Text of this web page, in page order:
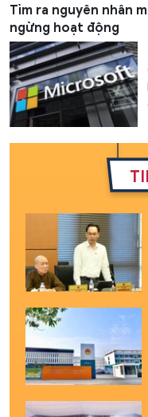
Tìm ra nguyên nhân
ngừng hoạt động